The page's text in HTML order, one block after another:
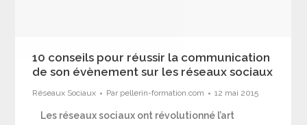
10 conseils pour réussir la communication
de son évènement sur les réseaux sociaux
Réseaux Sociaux Par pellerin-formation.com 12 mai 2015
Les réseaux sociaux ont révolutionné l’art